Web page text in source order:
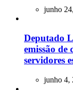
junho
Deputado
emissão de
servidores
junho 4,